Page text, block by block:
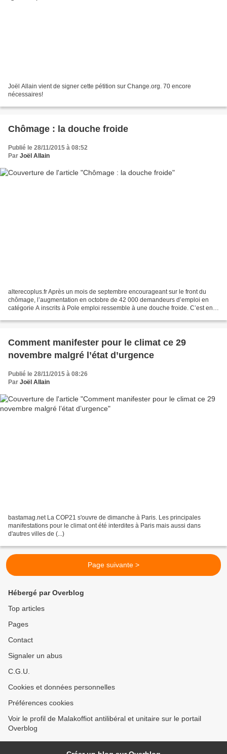
Joël Allain vient de signer cette pétition sur Change.org. 70 encore
nécessaires!
Chômage : la douche froide
Publié le 28/11/2015 à 08:52
Par Joël Allain
alterecoplus.fr Après un mois de septembre encourageant sur le front du
chômage, l’augmentation en octobre de 42 000 demandeurs d’emploi en
catégorie A inscrits à Pole emploi ressemble à une douche froide. C’est en
Comment manifester pour le climat ce 29
novembre malgré l’état d’urgence
Publié le 28/11/2015 à 08:26
Par Joël Allain
bastamag.net La COP21 s'ouvre de dimanche à Paris. Les principales
manifestations pour le climat ont été interdites à Paris mais aussi dans
d'autres villes de (...)
Page suivante >
Hébergé par Overblog
Top articles
Pages
Contact
Signaler un abus
C.G.U.
Cookies et données personnelles
Préférences cookies
Voir le profil de Malakoffiot antilibéral et unitaire sur le portail
Overblog